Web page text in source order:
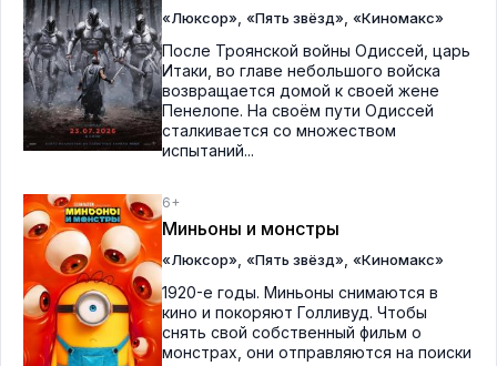
«Люксор», «Пять звёзд», «Киномакс»
После Троянской войны Одиссей, царь
Итаки, во главе небольшого войска
возвращается домой к своей жене
Пенелопе. На своём пути Одиссей
сталкивается со множеством
испытаний...
6+
Миньоны и монстры
«Люксор», «Пять звёзд», «Киномакс»
1920-е годы. Миньоны снимаются в
кино и покоряют Голливуд. Чтобы
снять свой собственный фильм о
монстрах, они отправляются на поиски